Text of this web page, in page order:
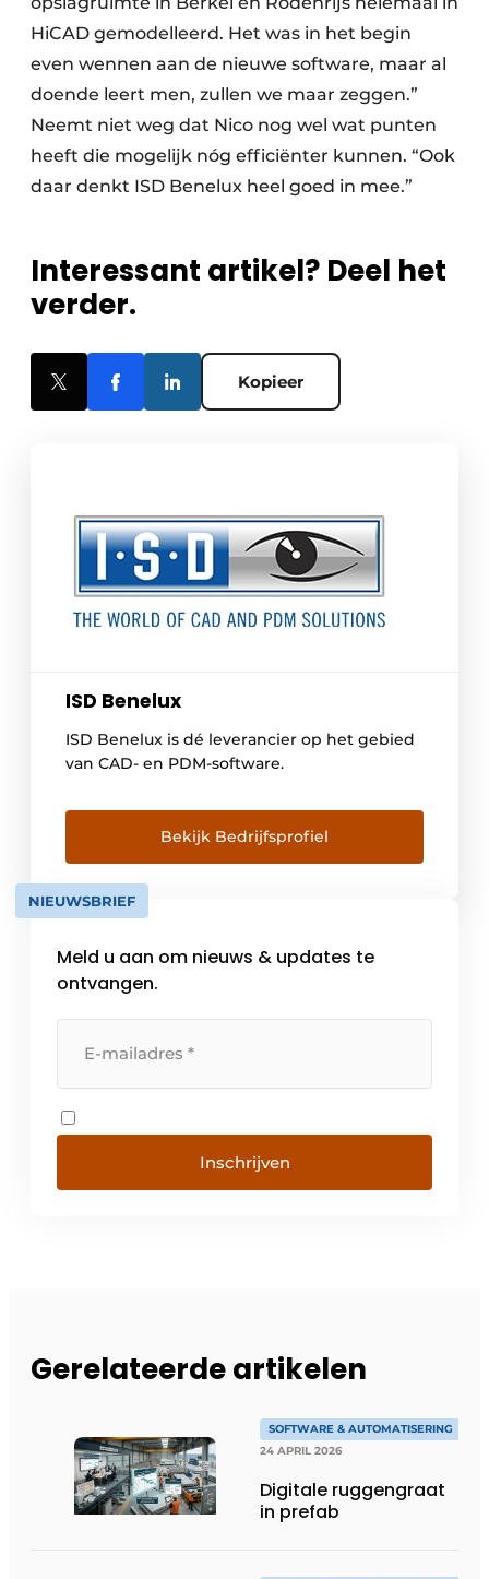
HiCAD gemodelleerd. Het was in het begin
even wennen aan de nieuwe software, maar al
doende leert men, zullen we maar zeggen.”
Neemt niet weg dat Nico nog wel wat punten
heeft die mogelijk nóg efficiënter kunnen. “Ook
daar denkt ISD Benelux heel goed in mee.”
Interessant artikel? Deel het
verder.
Kopieer
ISD Benelux
ISD Benelux is dé leverancier op het gebied
van CAD- en PDM-software.
Bekijk Bedrijfsprofiel
NIEUWSBRIEF
Meld u aan om nieuws & updates te
ontvangen.
Inschrijven
Gerelateerde artikelen
SOFTWARE & AUTOMATISERING
24 APRIL 2026
Digitale ruggengraat
in prefab